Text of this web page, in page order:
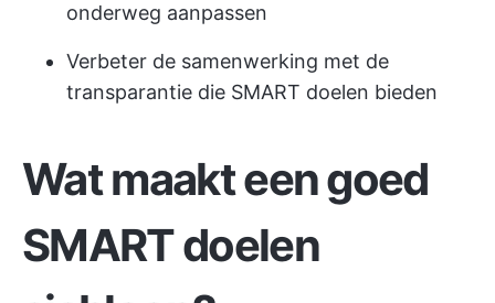
onderweg aanpassen
Verbeter de samenwerking met de
transparantie die SMART doelen bieden
Wat maakt een goed
SMART doelen